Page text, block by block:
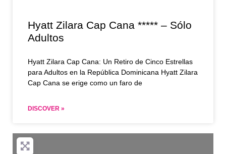
Hyatt Zilara Cap Cana ***** – Sólo
Adultos
Hyatt Zilara Cap Cana: Un Retiro de Cinco Estrellas
para Adultos en la República Dominicana Hyatt Zilara
Cap Cana se erige como un faro de
DISCOVER »